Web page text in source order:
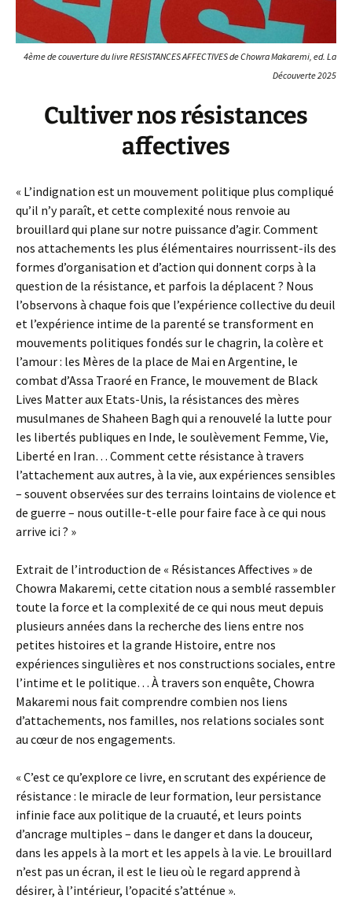
4ème de couverture du livre RESISTANCES AFFECTIVES de Chowra Makaremi, ed. La
Découverte 2025
Cultiver nos résistances
affectives
« L’indignation est un mouvement politique plus compliqué
qu’il n’y paraît, et cette complexité nous renvoie au
brouillard qui plane sur notre puissance d’agir. Comment
nos attachements les plus élémentaires nourrissent-ils des
formes d’organisation et d’action qui donnent corps à la
question de la résistance, et parfois la déplacent ? Nous
l’observons à chaque fois que l’expérience collective du deuil
et l’expérience intime de la parenté se transforment en
mouvements politiques fondés sur le chagrin, la colère et
l’amour : les Mères de la place de Mai en Argentine, le
combat d’Assa Traoré en France, le mouvement de Black
Lives Matter aux Etats-Unis, la résistances des mères
musulmanes de Shaheen Bagh qui a renouvelé la lutte pour
les libertés publiques en Inde, le soulèvement Femme, Vie,
Liberté en Iran… Comment cette résistance à travers
l’attachement aux autres, à la vie, aux expériences sensibles
– souvent observées sur des terrains lointains de violence et
de guerre – nous outille-t-elle pour faire face à ce qui nous
arrive ici ? »
Extrait de l’introduction de « Résistances Affectives » de
Chowra Makaremi, cette citation nous a semblé rassembler
toute la force et la complexité de ce qui nous meut depuis
plusieurs années dans la recherche des liens entre nos
petites histoires et la grande Histoire, entre nos
expériences singulières et nos constructions sociales, entre
l’intime et le politique… À travers son enquête, Chowra
Makaremi nous fait comprendre combien nos liens
d’attachements, nos familles, nos relations sociales sont
au cœur de nos engagements.
« C’est ce qu’explore ce livre, en scrutant des expérience de
résistance : le miracle de leur formation, leur persistance
infinie face aux politique de la cruauté, et leurs points
d’ancrage multiples – dans le danger et dans la douceur,
dans les appels à la mort et les appels à la vie. Le brouillard
n’est pas un écran, il est le lieu où le regard apprend à
désirer, à l’intérieur, l’opacité s’atténue ».